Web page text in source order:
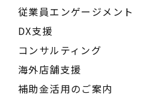
従業員エンゲージメント
DX支援
コンサルティング
海外店舗支援
補助金活用のご案内